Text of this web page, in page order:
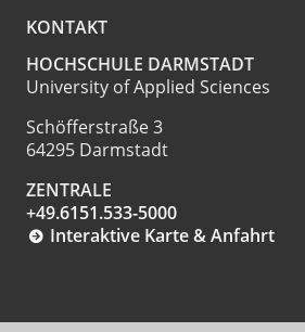
KONTAKT
HOCHSCHULE DARMSTADT
University of Applied Sciences
Schöfferstraße 3
64295 Darmstadt
ZENTRALE
+49.6151.533-5000
Interaktive Karte & Anfahrt